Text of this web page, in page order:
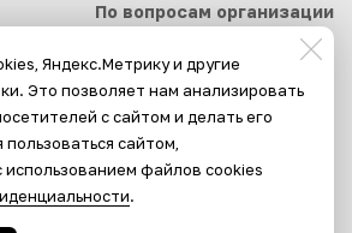
По вопросам организации
мероприятий
+7 (495) 699-94-30
event-satira@culture.mos.ru
Яндекс.Метрику и другие
Это позволяет нам анализировать
с сайтом и делать его
сайтом,
использованием файлов cookies
.